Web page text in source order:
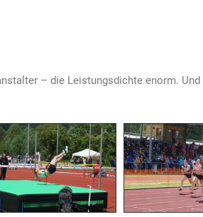
– die Leistungsdichte enorm. Und